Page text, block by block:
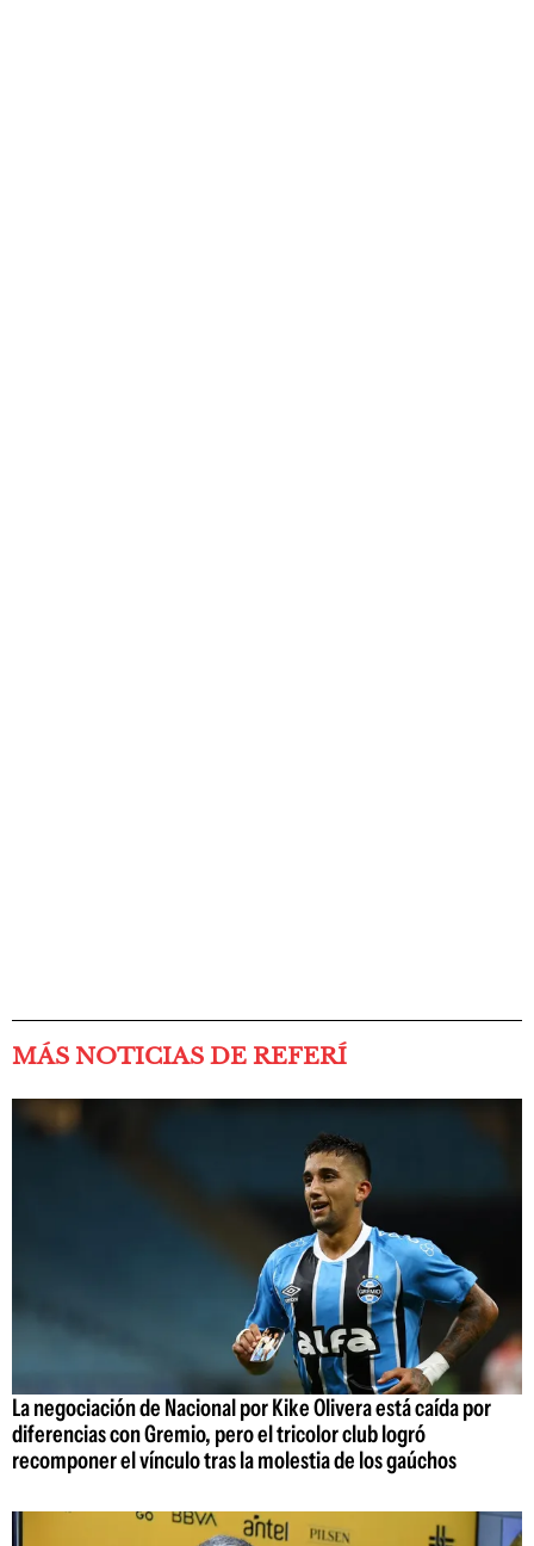
MÁS NOTICIAS DE REFERÍ
La negociación de Nacional por Kike Olivera está caída por
diferencias con Gremio, pero el tricolor club logró
recomponer el vínculo tras la molestia de los gaúchos